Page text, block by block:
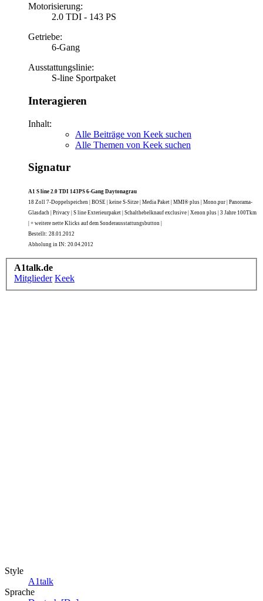
Motorisierung:
2.0 TDI - 143 PS
Getriebe:
6-Gang
Ausstattungslinie:
S-line Sportpaket
Interagieren
Inhalt:
Alle Beiträge von Keek suchen
Alle Themen von Keek suchen
Signatur
A1 S line 2.0 TDI 143PS 6-Gang Daytonagrau
18 Zoll 7-Doppelspeichen | BOSE | keine S-Sitze | Media Paket | MMI® plus | Mono.pur | Panorama-
Glasdach | Privacy | S line Exterieurpaket | Schalthebelknauf exclusive | Xenon plus | 3 Jahre 100Tkm
| + weitere nette Klicks auf dem Sonderausstattungsbutton |
Bestellt: 28.01.2012
Abholung in IN: 20.04.2012
A1talk.de
Mitglieder Keek
Style
A1talk
Sprache